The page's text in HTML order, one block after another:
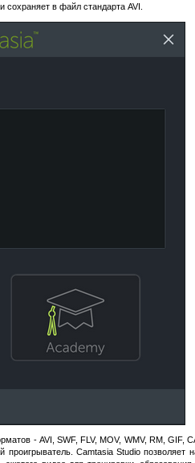
в файл стандарта AVI.
- AVI, SWF, FLV, MOV, WMV, RM, GIF,
Camtasia Studio позволяет